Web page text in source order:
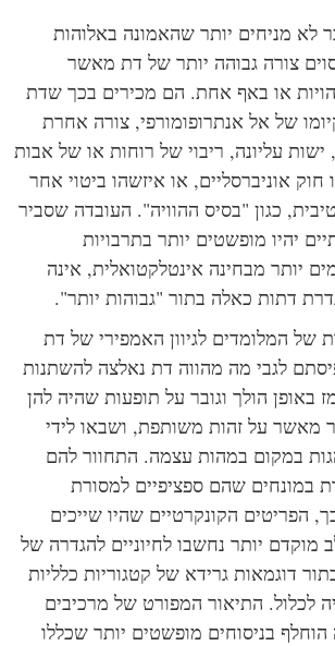
מניחים יותר שהאמונה באלוהות
גבוהה יותר של דת מאשר
או באף אחת. הם מכירים בכך שדת
של אל אנתרופומורפי, צורה אחרת
עליונה, ריבוי של רוחות או של אבות
אוניברסליים, או איזשהו ביטוי אחר
כגון "בסיס ההוויה". העובדה שסביר
מופשטים יותר בתרבויות
מבחינה אינטלקטואלית, אינה
כאלה בתור "גבוהות יותר".
המלומדים לגיוון האמפירי של דת
לגבי מה מהווה דת נאלצה להשתנות
הולך וגובר על תופעות שהיה להן
על זהות משותפת, ושבאו לידי
במקום במהות עצמה. התחוור להם
שהם ספציפיים למסורת
הקונקרטיים שהיו שייכים
יותר נחשבו לחיוניים להגדרה של
גרידא של קטגוריות כלליות
התיאור המפורט של מרכיבים
בניסוחים מופשטים יותר שכללו